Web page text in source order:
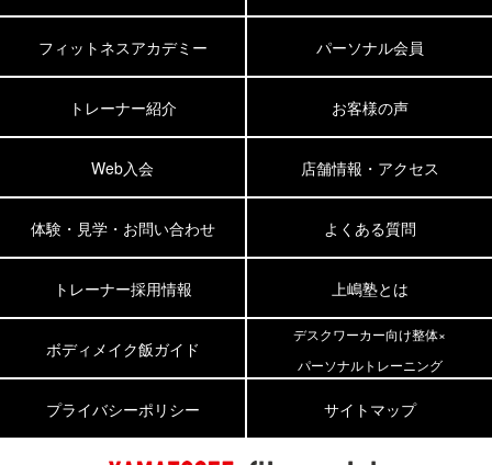
フィットネスアカデミー パーソナル会員
トレーナー紹介 お客様の声
Web入会 店舗情報・アクセス
体験・見学・お問い合わせ よくある質問
トレーナー採用情報 上嶋塾とは
ボディメイク飯ガイド
デスクワーカー向け整体×
パーソナルトレーニング
プライバシーポリシー サイトマップ